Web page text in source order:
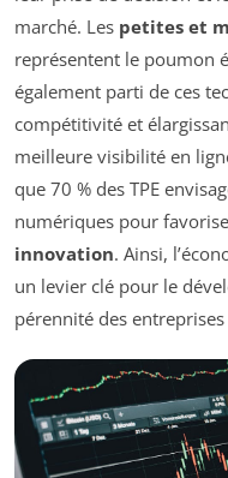
marché. Les petites et
représentent le poumon
également parti de ces
compétitivité et
meilleure visibilité en
que 70 % des TPE
numériques pour
innovation. Ainsi,
un levier clé pour le
pérennité des entreprises